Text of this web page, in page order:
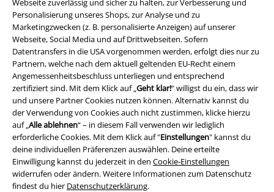
Webseite zuverlässig und sicher zu halten, zur Verbesserung und
Personalisierung unseres Shops, zur Analyse und zu
Marketingzwecken (z. B. personalisierte Anzeigen) auf unserer
Webseite, Social Media und auf Drittwebseiten. Sofern
Datentransfers in die USA vorgenommen werden, erfolgt dies nur zu
Partnern, welche nach dem aktuell geltenden EU-Recht einem
Angemessenheitsbeschluss unterliegen und entsprechend
zertifiziert sind. Mit dem Klick auf „Geht klar!“ willigst du ein, dass wir
und unsere Partner Cookies nutzen können. Alternativ kannst du
der Verwendung von Cookies auch nicht zustimmen, klicke hierzu
auf „Alle ablehnen“ – in diesem Fall verwenden wir lediglich
erforderliche Cookies. Mit dem Klick auf "Einstellungen" kannst du
deine individuellen Präferenzen auswählen. Deine erteilte
Einwilligung kannst du jederzeit in den Cookie-Einstellungen
widerrufen oder ändern. Weitere Informationen zum Datenschutz
findest du hier Datenschutzerklärung.
Rechtliches
AGB
Impressum
Datenschutz